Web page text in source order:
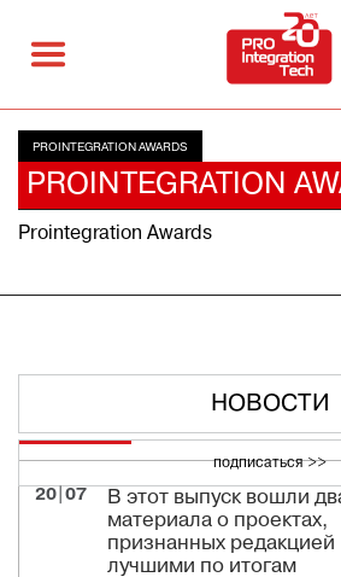
PROINTEGRATION AWARDS
PROINTEGRATION
Prointegration Awards
НОВОСТИ
подписаться >>
20|07
В этот выпуск вошли
материала о проектах,
признанных редакцией
лучшими по итогам